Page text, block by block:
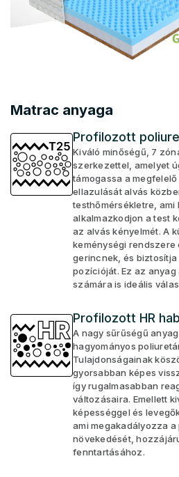
Matrac anyaga
Profilozott
Kiváló minőségű, 7
szerkezettel, amelyet
támogassa a
ellazulását alvás
testhőmérsékletre,
alkalmazkodjon a test
az alvás kényelmét. A
keménységi rendszere
gerincnek, és
pozícióját. Ez az
számára is ideális
Profilozott HR hab
A nagy sűrűségű
hagyományos
Tulajdonságainak
gyorsabban képes
így rugalmasabban
változásaira. Emellett
képességgel és
ami megakadályozza
növekedését,
fenntartásához.